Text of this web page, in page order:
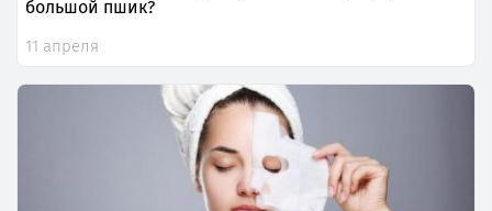
большой пшик?
11 апреля